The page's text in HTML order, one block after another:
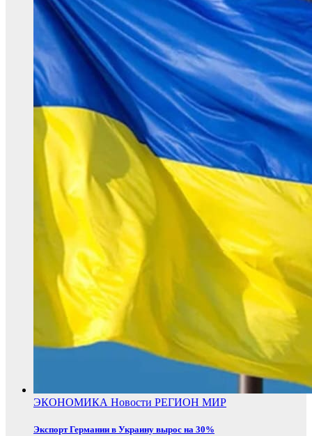
ЭКОНОМИКА Новости РЕГИОН МИР
Экспорт Германии в Украину вырос на 30%